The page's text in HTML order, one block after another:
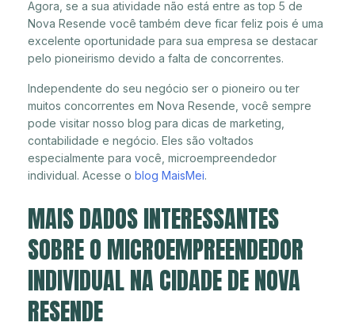
Agora, se a sua atividade não está entre as top 5 de
Nova Resende você também deve ficar feliz pois é uma
excelente oportunidade para sua empresa se destacar
pelo pioneirismo devido a falta de concorrentes.
Independente do seu negócio ser o pioneiro ou ter
muitos concorrentes em Nova Resende, você sempre
pode visitar nosso blog para dicas de marketing,
contabilidade e negócio. Eles são voltados
especialmente para você, microempreendedor
individual. Acesse o blog MaisMei.
MAIS DADOS INTERESSANTES
SOBRE O MICROEMPREENDEDOR
INDIVIDUAL NA CIDADE DE NOVA
RESENDE